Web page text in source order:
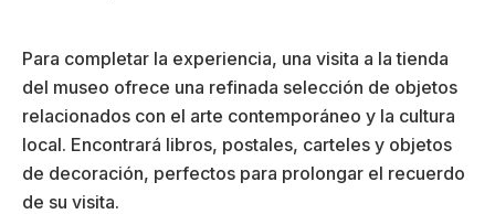
Para completar la experiencia, una visita a la tienda
del museo ofrece una refinada selección de objetos
relacionados con el arte contemporáneo y la cultura
local. Encontrará libros, postales, carteles y objetos
de decoración, perfectos para prolongar el recuerdo
de su visita.